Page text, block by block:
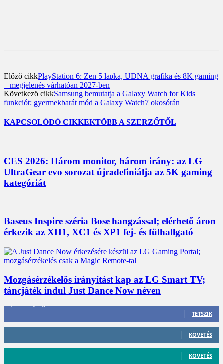
Előző cikkPlayStation 6: Zen 5 lapka, UDNA grafika és 8K gaming
– megjelenés várhatóan 2027-ben
Következő cikkSamsung bemutatja a Galaxy Watch for Kids
funkciót: gyermekbarát mód a Galaxy Watch7 okosórán
KAPCSOLÓDÓ CIKKEKTÖBB A SZERZŐTŐL
CES 2026: Három monitor, három irány: az LG
UltraGear evo sorozat újradefiniálja az 5K gaming
kategóriát
Baseus Inspire széria Bose hangzással; elérhető áron
érkezik az XH1, XC1 és XP1 fej- és fülhallgató
Mozgásérzékelős irányítást kap az LG Smart TV;
táncjáték indul Just Dance Now néven
TETSZIK
412 Követő
KÖVETÉS
59 Követő
KÖVETÉS